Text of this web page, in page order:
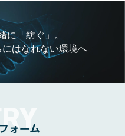
に「紡ぐ」。
はなれない環境へ
ォーム